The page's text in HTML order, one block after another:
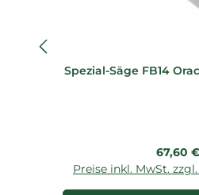
Spezial-Säge FB14
67,60 €
Preise inkl. MwSt.